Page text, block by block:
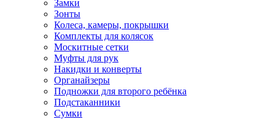
Замки
Зонты
Колеса, камеры, покрышки
Комплекты для колясок
Москитные сетки
Муфты для рук
Накидки и конверты
Органайзеры
Подножки для второго ребёнка
Подстаканники
Сумки